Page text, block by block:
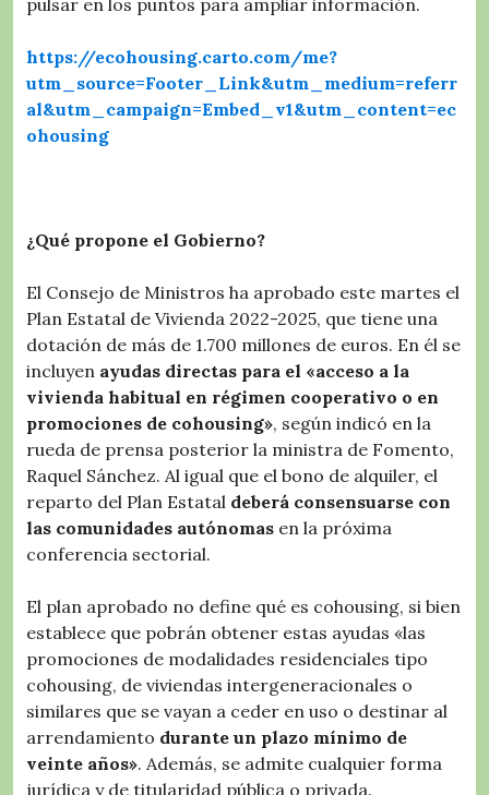
pulsar en los puntos para ampliar información.
https://ecohousing.carto.com/me?
utm_source=Footer_Link&utm_medium=referr
al&utm_campaign=Embed_v1&utm_content=ec
ohousing
¿Qué propone el Gobierno?
El Consejo de Ministros ha aprobado este martes el
Plan Estatal de Vivienda 2022-2025, que tiene una
dotación de más de 1.700 millones de euros. En él se
incluyen ayudas directas para el «acceso a la
vivienda habitual en régimen cooperativo o en
promociones de cohousing», según indicó en la
rueda de prensa posterior la ministra de Fomento,
Raquel Sánchez. Al igual que el bono de alquiler, el
reparto del Plan Estatal deberá consensuarse con
las comunidades autónomas en la próxima
conferencia sectorial.
El plan aprobado no define qué es cohousing, si bien
establece que pobrán obtener estas ayudas «las
promociones de modalidades residenciales tipo
cohousing, de viviendas intergeneracionales o
similares que se vayan a ceder en uso o destinar al
arrendamiento durante un plazo mínimo de
veinte años». Además, se admite cualquier forma
jurídica y de titularidad pública o privada.